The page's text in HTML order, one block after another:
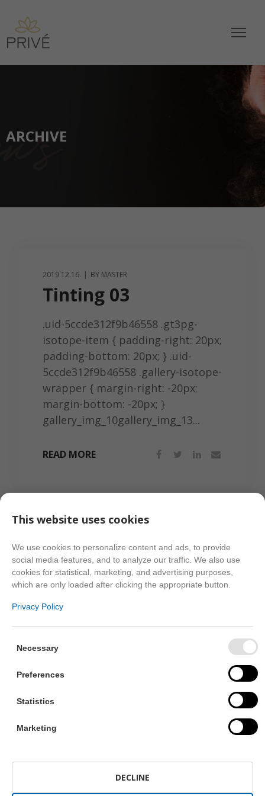
ARCHIVE
2019.12.16. BY MASTER
Tinting 03
.uid-5ccde312f9b46558 .gt3pg-
isotope-item { padding-right: 20px;
padding-bottom: 20px; } .uid-
5ccde312f9b46558 .gallery-isotope-
wrapper { margin-right: -20px;
margin-bottom: -20px; }
gallery_img_10gallery_img_13...
READ MORE
TÉGED IS VÁRUNK!
szépségnapodra aranyhegyi szalonunkba!
NYITVATARTÁS
Bejelentkezés alapján!
This website uses cookies
We use cookies to personalize content and ads, to provide
social media features, and to analyze our traffic. We also use
cookies for statistical, marketing, and advertising purposes,
which are only loaded after clicking the appropriate button.
Privacy Policy
Necessary
Preferences
Statistics
Marketing
DECLINE